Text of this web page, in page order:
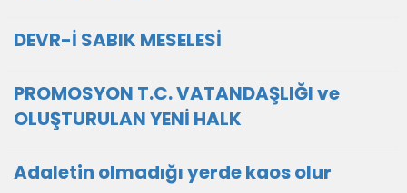
DEVR-İ SABIK MESELESİ
PROMOSYON T.C. VATANDAŞLIĞI ve
OLUŞTURULAN YENİ HALK
Adaletin olmadığı yerde kaos olur